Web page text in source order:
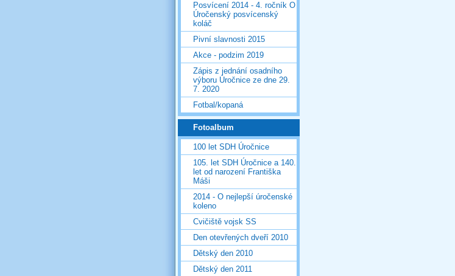
Posvícení 2014 - 4. ročník O
Úročenský posvícenský
koláč
Pivní slavnosti 2015
Akce - podzim 2019
Zápis z jednání osadního
výboru Úročnice ze dne 29.
7. 2020
Fotbal/kopaná
Fotoalbum
100 let SDH Úročnice
105. let SDH Úročnice a 140.
let od narození Františka
Máši
2014 - O nejlepší úročenské
koleno
Cvičiště vojsk SS
Den otevřených dveří 2010
Dětský den 2010
Dětský den 2011